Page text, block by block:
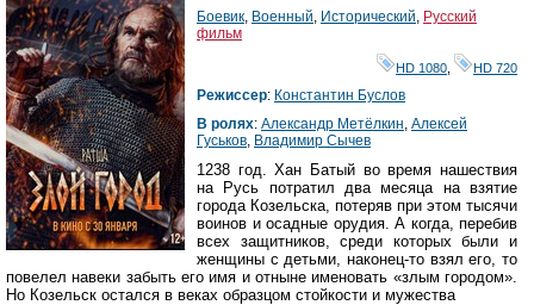
Боевик, Военный, Исторический, Русский
фильм
HD 1080 HD 720
Режиссер: Константин Буслов
В ролях: Александр Метёлкин, Алексей
Гуськов, Владимир Сычев
1238 год. Хан Батый во время нашествия
на Русь потратил два месяца на взятие
города Козельска, потеряв при этом тысячи
воинов и осадные орудия. А когда, перебив
всех защитников, среди которых были и
женщины с детьми, наконец-то взял его, то
повелел навеки забыть его имя и отныне именовать «злым городом».
Но Козельск остался в веках образцом стойкости и мужества